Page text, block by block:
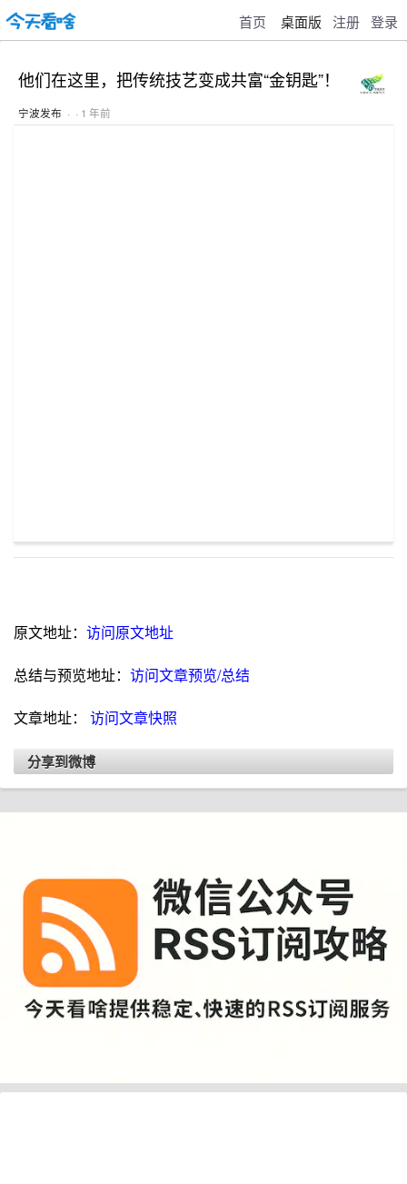
首页 桌面版 注册 登录
他们在这里，把传统技艺变成共富“金钥匙”！
宁波发布 · · 1 年前
原文地址： 访问原文地址
总结与预览地址： 访问文章预览/总结
文章地址： 访问文章快照
分享到微博